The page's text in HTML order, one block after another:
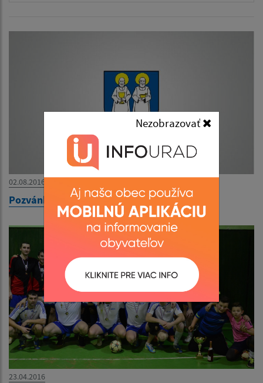
Nezobrazovať
02.08.2016
Pozvánka na mimoriadnu členskú schôdzu
23.04.2016